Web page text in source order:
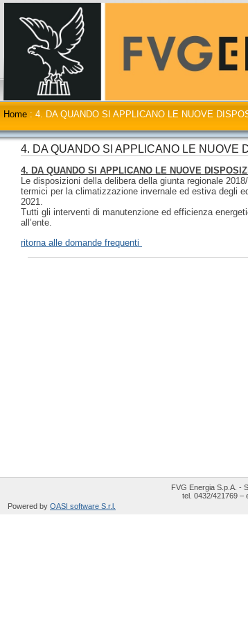
Home : 4. DA QUANDO SI APPLICANO LE NUOVE
4. DA QUANDO SI APPLICANO LE NUOVE
4. DA QUANDO SI APPLICANO LE NUOVE
Le disposizioni della delibera della giunta regionale
termici per la climatizzazione invernale ed estiva degli
2021.
Tutti gli interventi di manutenzione ed efficienza
all’ente.
ritorna alle domande frequenti
FVG Energia S.p.A. -
tel. 0432/421769 –
Powered by OASI software S.r.l.